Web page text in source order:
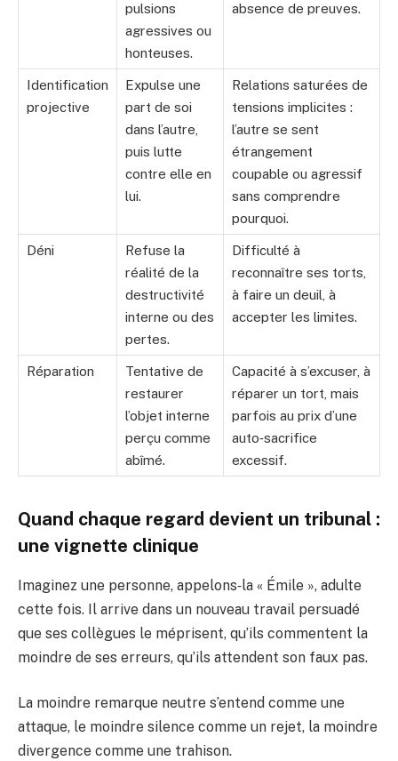
pulsions
agressives ou
honteuses.
absence de preuves.
Identification
projective
Expulse une
part de soi
dans l’autre,
puis lutte
contre elle en
lui.
Relations saturées de
tensions implicites :
l’autre se sent
étrangement
coupable ou agressif
sans comprendre
pourquoi.
Déni
Refuse la
réalité de la
destructivité
interne ou des
pertes.
Difficulté à
reconnaître ses torts,
à faire un deuil, à
accepter les limites.
Réparation
Tentative de
restaurer
l’objet interne
perçu comme
abîmé.
Capacité à s’excuser, à
réparer un tort, mais
parfois au prix d’une
auto‑sacrifice
excessif.
Quand chaque regard devient un tribunal :
une vignette clinique
Imaginez une personne, appelons‑la « Émile », adulte
cette fois. Il arrive dans un nouveau travail persuadé
que ses collègues le méprisent, qu’ils commentent la
moindre de ses erreurs, qu’ils attendent son faux pas.
La moindre remarque neutre s’entend comme une
attaque, le moindre silence comme un rejet, la moindre
divergence comme une trahison.